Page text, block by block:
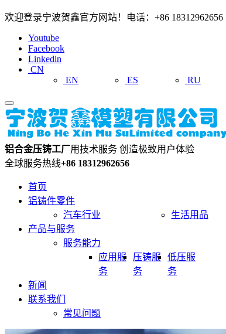
欢迎登录宁波贺鑫官方网站！电话：+86 18312962656
Youtube
Facebook
Linkedin
CN
EN
ES RU
铝合金压铸工厂用技术服务 创造极致用户体验
全球服务热线+86 18312962656
首页
铝铸件零件
汽车行业
生活用品
产品与服务
服务能力
应用服
务
压铸服
务
低压服
务
新闻
联系我们
常见问题